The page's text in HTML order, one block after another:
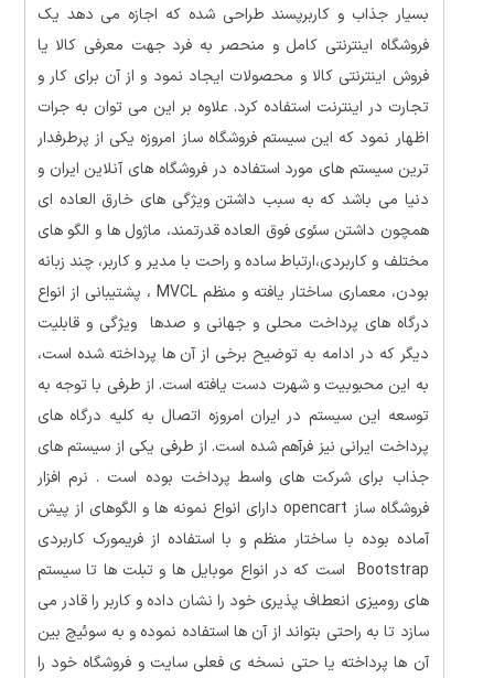
بسیار جذاب و کاربرپسند طراحی شده که اجازه می دهد یک
فروشگاه اینترنتی کامل و منحصر به فرد جهت معرفی کالا یا
فروش اینترنتی کالا و محصولات ایجاد نمود و از آن برای کار و
تجارت در اینترنت استفاده کرد. علاوه بر این می توان به جرات
اظهار نمود که این سیستم فروشگاه ساز امروزه یکی از پرطرفدار
ترین سیستم های مورد استفاده در فروشگاه های آنلاین ایران و
دنیا می باشد که به سبب داشتن ویژگی های خارق العاده ای
همچون داشتن سئوی فوق العاده قدرتمند، ماژول ها و الگو های
مختلف و کاربردی،ارتباط ساده و راحت با مدیر و کاربر، چند زبانه
بودن، معماری ساختار یافته و منظم MVCL ، پشتیبانی از انواع
درگاه های پرداخت محلی و جهانی و صدها ویژگی و قابلیت
دیگر که در ادامه به توضیح برخی از آن ها پرداخته شده است،
به این محبوبیت و شهرت دست یافته است. از طرفی با توجه به
توسعه این سیستم در ایران امروزه اتصال به کلیه درگاه های
پرداخت ایرانی نیز فرآهم شده است. از طرفی یکی از سیستم های
جذاب برای شرکت های واسط پرداخت بوده است . نرم افزار
فروشگاه ساز opencart دارای انواع نمونه ها و الگوهای از پیش
آماده بوده با ساختار منظم و با استفاده از فریمورک کاربردی
Bootstrap است که در انواع موبایل ها و تبلت ها تا سیستم
های رومیزی انعطاف پذیری خود را نشان داده و کاربر را قادر می
سازد تا به راحتی بتواند از آن ها استفاده نموده و به سوئیچ بین
آن ها پرداخته یا حتی نسخه ی فعلی سایت و فروشگاه خود را